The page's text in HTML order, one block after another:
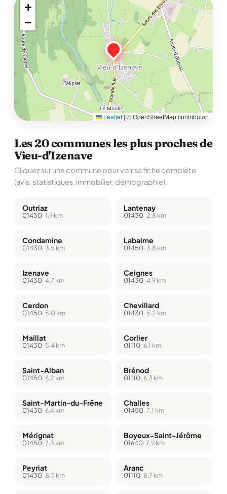
+
−
Leaflet | © OpenStreetMap contributors
Les 20 communes les plus proches de
Vieu-d'Izenave
Cliquez sur une commune pour voir sa fiche complète
(avis, statistiques, immobilier, démographie).
Outriaz
01430· 1,9 km
Lantenay
01430· 2,8 km
Condamine
01430· 3,5 km
Labalme
01450· 3,8 km
Izenave
01430· 4,7 km
Ceignes
01430· 4,9 km
Cerdon
01450· 5,0 km
Chevillard
01430· 5,2 km
Maillat
01430· 5,4 km
Corlier
01110· 6,1 km
Saint-Alban
01450· 6,2 km
Brénod
01110· 6,3 km
Saint-Martin-du-Frêne
01430· 6,4 km
Challes
01450· 7,1 km
Mérignat
01450· 7,3 km
Boyeux-Saint-Jérôme
01640· 7,9 km
Peyriat
01430· 8,3 km
Aranc
01110· 8,7 km